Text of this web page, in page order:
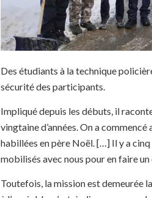
Des étudiants à la technique
sécurité des participants.
Impliqué depuis les débuts, il
vingtaine d’années. On a
habillées en père Noël. […] Il y a
mobilisés avec nous pour en faire
Toutefois, la mission est demeurée